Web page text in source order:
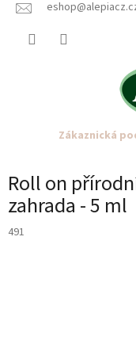
Přejít
Zákaznická
Roll on
zahrada - 5 ml
491